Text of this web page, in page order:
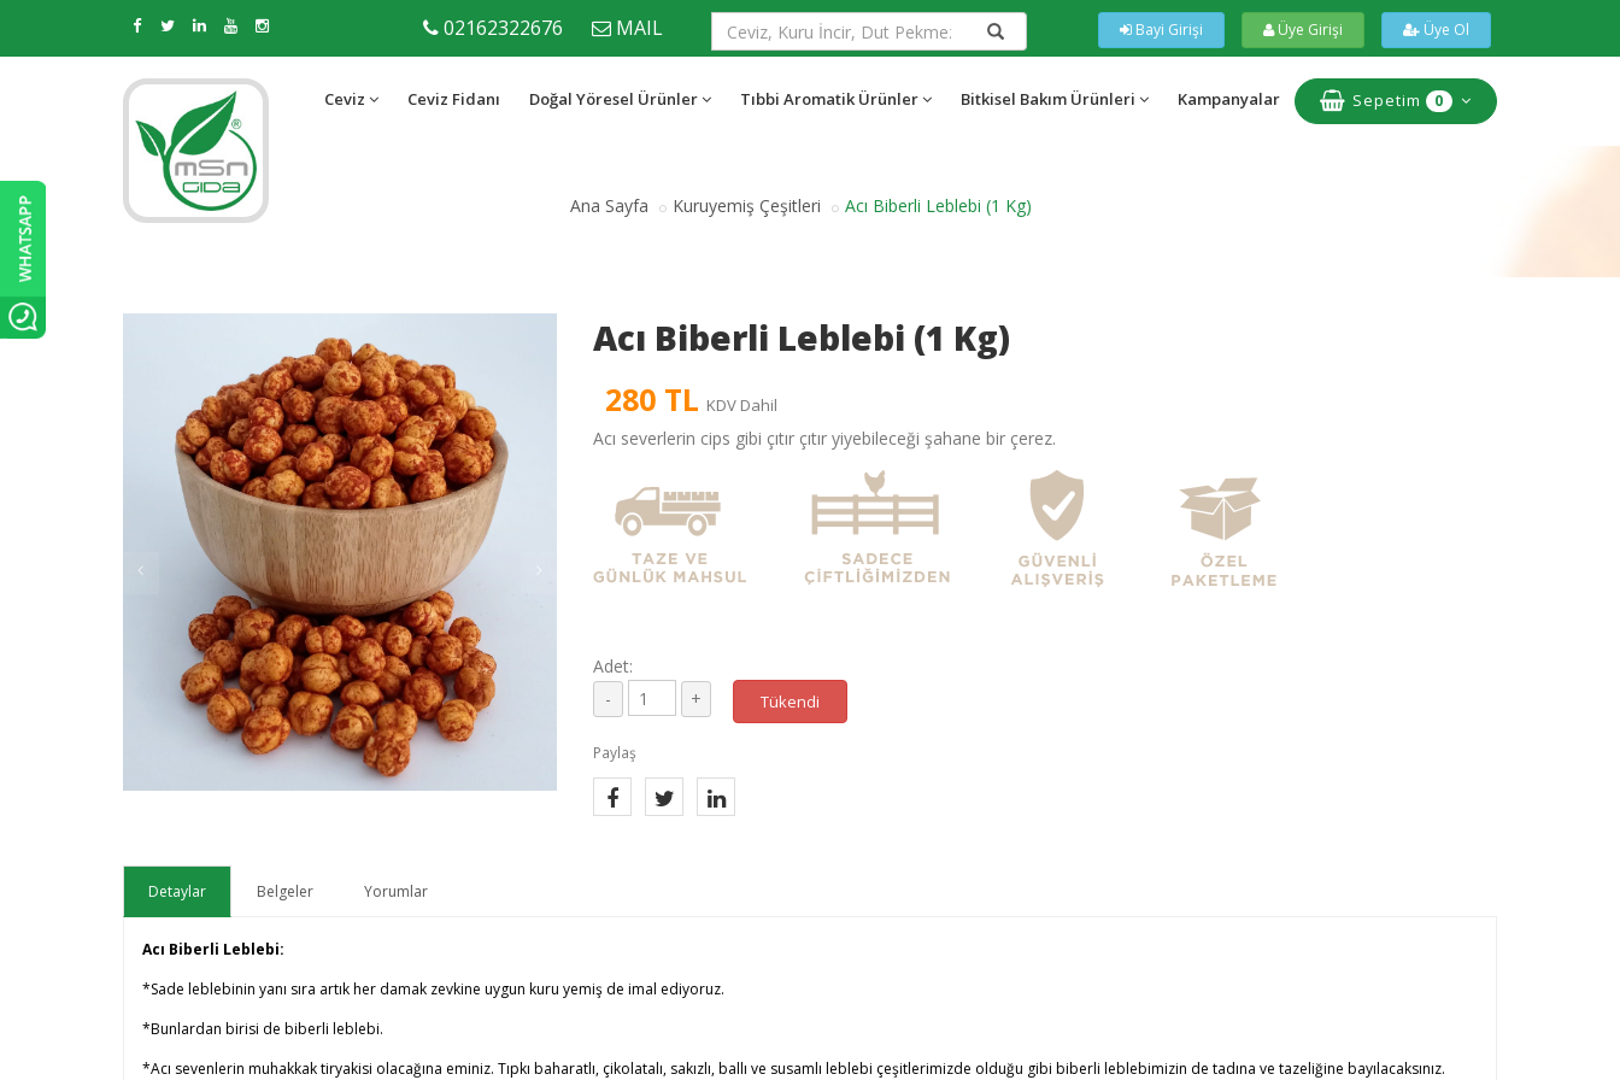
02162322676 MAIL Bayi Girişi Üye Girişi Üye Ol
Ceviz Ceviz Fidanı Doğal Yöresel Ürünler Tıbbi Aromatik Ürünler Bitkisel Bakım Ürünleri Kampanyalar Sepetim 0
Ana Sayfa Kuruyemiş Çeşitleri Acı Biberli Leblebi (1 Kg)
Acı Biberli Leblebi (1 Kg)
280 TL KDV Dahil
Acı severlerin cips gibi çıtır çıtır yiyebileceği şahane bir çerez.
Adet:
Tükendi
Paylaş
Detaylar Belgeler Yorumlar
Acı Biberli Leblebi:
*Sade leblebinin yanı sıra artık her damak zevkine uygun kuru yemiş de imal ediyoruz.
*Bunlardan birisi de biberli leblebi.
*Acı sevenlerin muhakkak tiryakisi olacağına eminiz. Tıpkı baharatlı, çikolatalı, sakızlı, ballı ve susamlı leblebi çeşitlerimizde olduğu gibi biberli leblebimizin de tadına ve tazeliğine bayılacaksınız.